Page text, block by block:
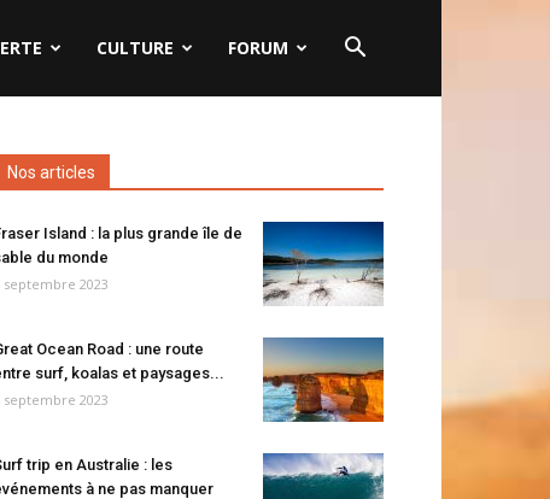
CULTURE FORUM
Nos articles
Island : la plus grande île de
du monde
septembre 2023
Ocean Road : une route
surf, koalas et paysages...
septembre 2023
trip en Australie : les
à ne pas manquer